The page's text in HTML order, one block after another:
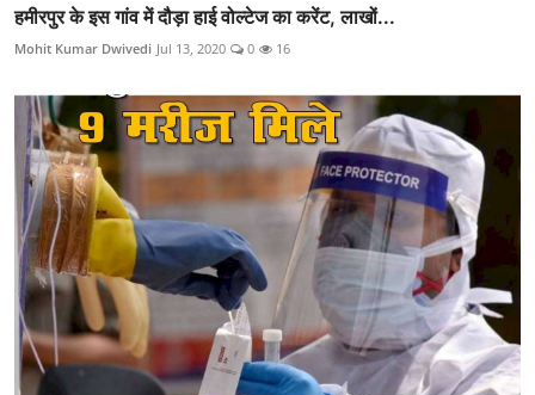
हमीरपुर के इस गांव में दौड़ा हाई वोल्टेज का करेंट, लाखों...
Mohit Kumar Dwivedi Jul 13, 2020 0 16